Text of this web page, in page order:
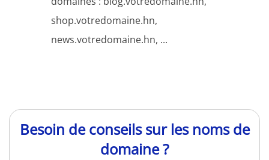
shop.votredomaine.hn,
news.votredomaine.hn, ...
Besoin de conseils sur les noms de
domaine ?